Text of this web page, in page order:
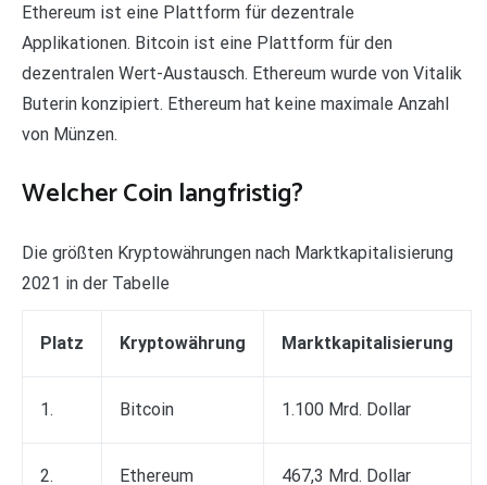
Ethereum ist eine Plattform für dezentrale
Applikationen. Bitcoin ist eine Plattform für den
dezentralen Wert-Austausch. Ethereum wurde von Vitalik
Buterin konzipiert. Ethereum hat keine maximale Anzahl
von Münzen.
Welcher Coin langfristig?
Die größten Kryptowährungen nach Marktkapitalisierung
2021 in der Tabelle
Platz Kryptowährung Marktkapitalisierung
1. Bitcoin 1.100 Mrd. Dollar
2. Ethereum 467,3 Mrd. Dollar